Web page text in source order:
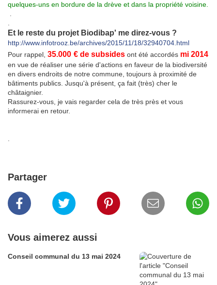
quelques-uns en bordure de la drève et dans la propriété voisine.
Et le reste du projet Biodibap' me direz-vous ?
http://www.infotrooz.be/archives/2015/11/18/32940704.html
Pour rappel, 35.000 € de subsides ont été accordés mi 2014
en vue de réaliser une série d'actions en faveur de la biodiversité
en divers endroits de notre commune, toujours à proximité de
bâtiments publics. Jusqu'à présent, ça fait (très) cher le
châtaignier.
Rassurez-vous, je vais regarder cela de très près et vous
informerai en retour.
Partager
Vous aimerez aussi
Conseil communal du 13 mai 2024